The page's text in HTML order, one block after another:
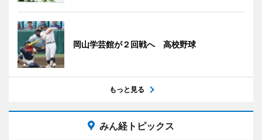
岡山学芸館が２回戦へ 高校野球
もっと見る
みん経トピックス